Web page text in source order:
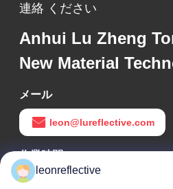
連絡 ください
Anhui Lu Zheng
New Material
メール
leon@lureflective.com
作業時間
9:00-18:00
leonreflective